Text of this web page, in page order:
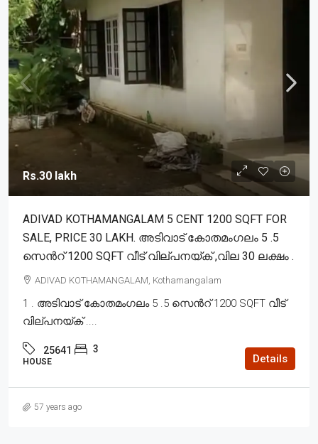
Rs.30 lakh
ADIVAD KOTHAMANGALAM 5 CENT 1200 SQFT FOR
SALE, PRICE 30 LAKH. അടിവാട് കോതമംഗലം 5 .5
സെൻറ് 1200 SQFT വീട് വില്പനയ്ക് ,വില 30 ലക്ഷം .
ADIVAD KOTHAMANGALAM, Kothamangalam
1 . അടിവാട് കോതമംഗലം 5 .5 സെൻറ് 1200 SQFT വീട്
വില്പനയ്ക് ....
25641 3
HOUSE Details
57 years ago